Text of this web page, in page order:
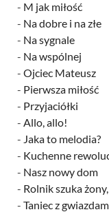
- M jak miłość
- Na dobre i na złe
- Na sygnale
- Na wspólnej
- Ojciec Mateusz
- Pierwsza miłość
- Przyjaciółki
- Allo, allo!
- Jaka to melodia?
- Kuchenne
- Nasz nowy dom
- Rolnik szuka
- Taniec z